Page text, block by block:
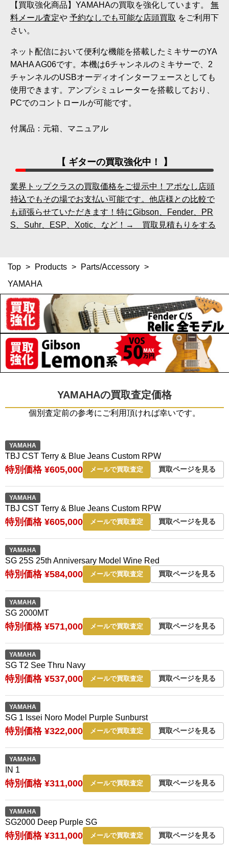
【買取強化商品】YAMAHAの買取を強化しています。 無
料メール査定や 予約なしでも可能な店頭買取 をご利用下
さい。
ネット配信において便利な機能を搭載したミキサーのYA
MAHA AG06です。本機は6チャンネルのミキサーで、2
チャンネルのUSBオーディオインターフェースとしても
使用できます。アンプシミュレーターを搭載しており、
PCでのコントロールが可能です。
付属品：元箱、マニュアル
【 ギターの買取強化中！ 】
業界トップクラスの買取価格をご提示中！アポなし店頭
持込でもその場でお支払い可能です。他店様との比較で
も頑張らせていただきます！特にGibson、Fender、PR
S、Suhr、ESP、Xotic、など！→ 買取見積もりをする
Top > Products > Parts/Accessory >
YAMAHA
YAMAHAの買取査定価格
個別査定前の参考にご利用頂ければ幸いです。
YAMAHA
TBJ CST Terry & Blue Jeans Custom RPW ️️
特別価格 ¥605,000 メールで買取査定 買取ページを見る
YAMAHA
TBJ CST Terry & Blue Jeans Custom RPW
特別価格 ¥605,000 メールで買取査定 買取ページを見る
YAMAHA
SG 25S 25th Anniversary Model Wine Red
特別価格 ¥584,000 メールで買取査定 買取ページを見る
YAMAHA
SG 2000MT
特別価格 ¥571,000 メールで買取査定 買取ページを見る
YAMAHA
SG T2 See Thru Navy
特別価格 ¥537,000 メールで買取査定 買取ページを見る
YAMAHA
SG 1 Issei Noro Model Purple Sunburst
特別価格 ¥322,000 メールで買取査定 買取ページを見る
YAMAHA
IN 1
特別価格 ¥311,000 メールで買取査定 買取ページを見る
YAMAHA
SG2000 Deep Purple SG
特別価格 ¥311,000 メールで買取査定 買取ページを見る